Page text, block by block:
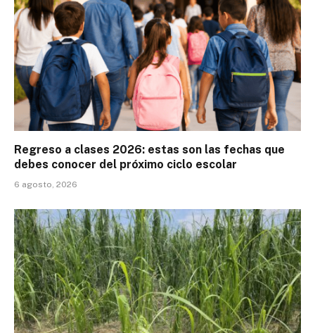
Regreso a clases 2026: estas son las fechas que
debes conocer del próximo ciclo escolar
6 agosto, 2026